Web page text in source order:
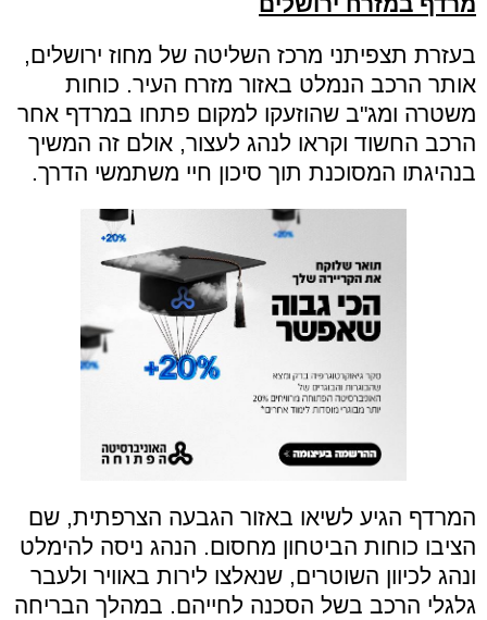
בעזרת תצפיתני מרכז השליטה של מחוז ירושלים,
אותר הרכב הנמלט באזור מזרח העיר. כוחות
משטרה ומג"ב שהוזעקו למקום פתחו במרדף אחר
הרכב החשוד וקראו לנהג לעצור, אולם זה המשיך
בנהיגתו המסוכנת תוך סיכון חיי משתמשי הדרך.
המרדף הגיע לשיאו באזור הגבעה הצרפתית, שם
הציבו כוחות הביטחון מחסום. הנהג ניסה להימלט
ונהג לכיוון השוטרים, שנאלצו לירות באוויר ולעבר
גלגלי הרכב בשל הסכנה לחייהם. במהלך הבריחה